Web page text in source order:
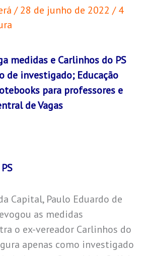
/28 de junho de 2022 /4
medidas e Carlinhos do PS
de investigado; Educação
para professores e
de Vagas
Capital, Paulo Eduardo de
as medidas
o ex-vereador Carlinhos do
apenas como investigado